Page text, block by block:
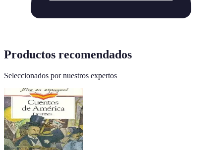
Productos recomendados
Seleccionados por nuestros expertos